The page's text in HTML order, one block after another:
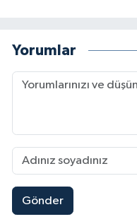
Yorumlar
Gönder